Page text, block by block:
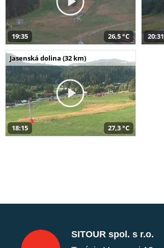
19:35 26,5 °C 20:31
Jasenská dolina (32 km)
18:15 27,3 °C
SITOUR spol. s r.o.